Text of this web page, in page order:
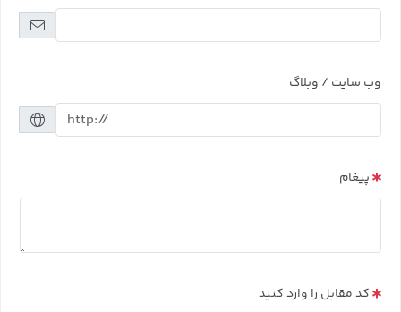
وب سایت / وبلاگ
پیغام
کد مقابل را وارد کنید